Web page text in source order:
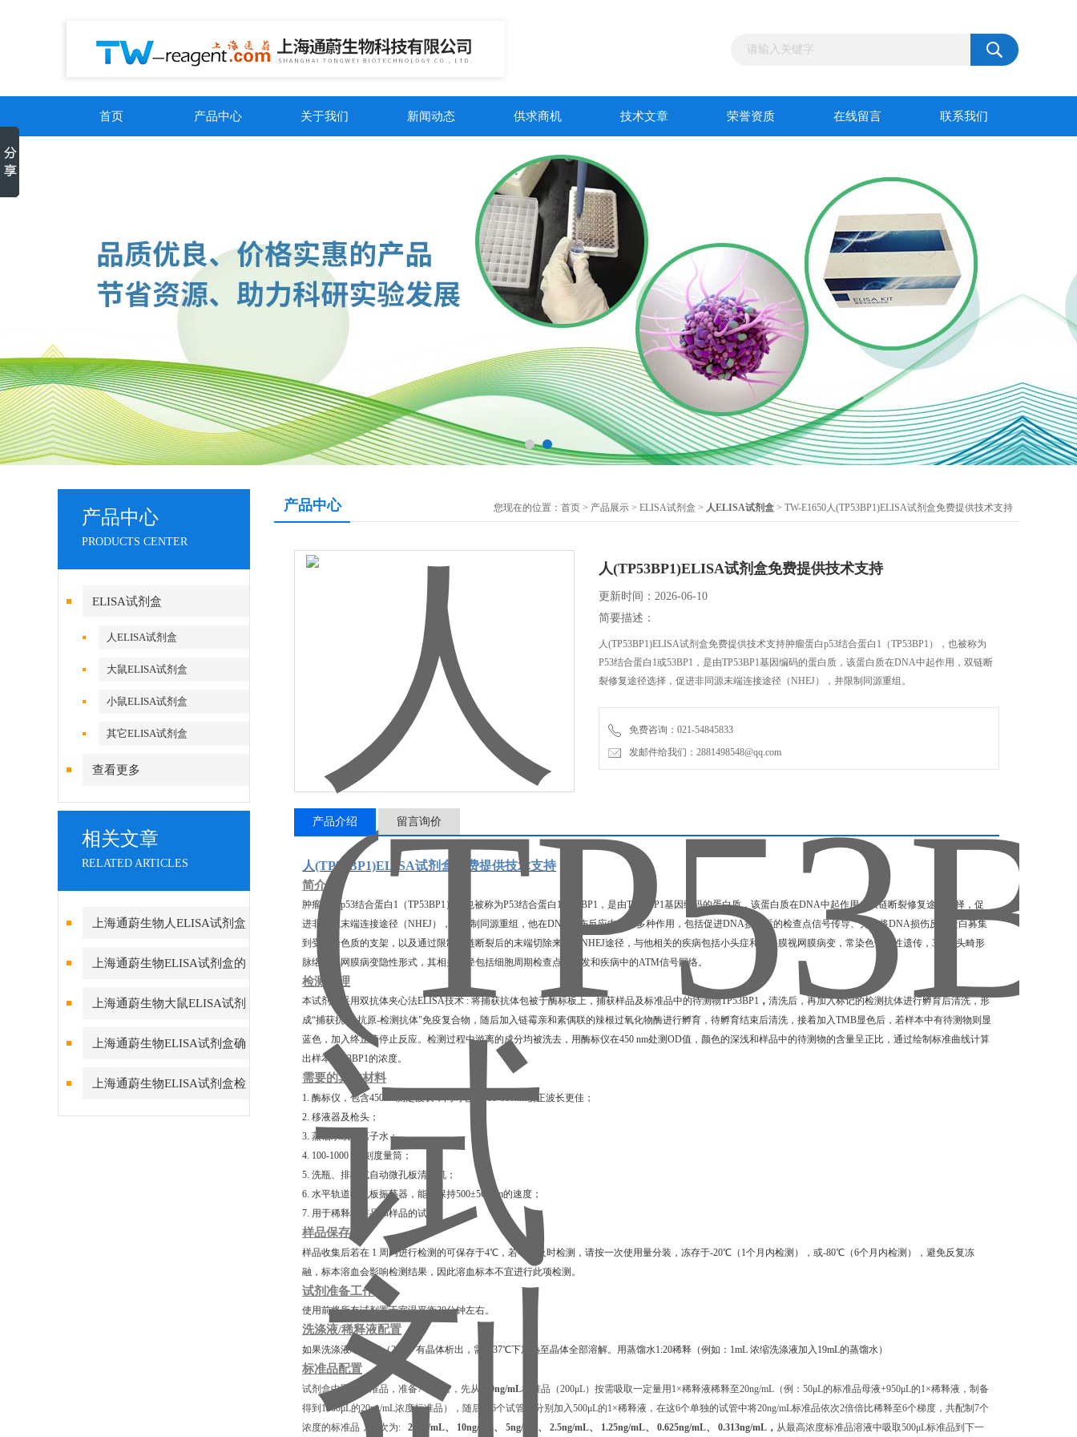
首页 产品中心 关于我们 新闻动态 供求商机 技术文章 荣誉资质 在线留言 联系我们
产品中心
PRODUCTS CENTER
ELISA试剂盒
人ELISA试剂盒
大鼠ELISA试剂盒
小鼠ELISA试剂盒
其它ELISA试剂盒
查看更多
相关文章
RELATED ARTICLES
上海通蔚生物人ELISA试剂盒
实验酶标仪环境的重要性
上海通蔚生物ELISA试剂盒的
测定方法及要求
上海通蔚生物大鼠ELISA试剂
盒的组成和保存
上海通蔚生物ELISA试剂盒确
保数据真实可靠
上海通蔚生物ELISA试剂盒检
测结果的稳定性
产品中心 您现在的位置： 首页 > 产品展示 > ELISA试剂盒 > 人ELISA试剂盒 > TW-E1650人(TP53BP1)ELISA试剂盒免费提供技术支持
人(TP53BP1)ELISA试剂盒免费提供技术支持
更新时间：2026-06-10
简要描述：
人(TP53BP1)ELISA试剂盒免费提供技术支持肿瘤蛋白p53结合蛋白1（TP53BP1），也被称为
P53结合蛋白1或53BP1，是由TP53BP1基因编码的蛋白质，该蛋白质在DNA中起作用，双链断
裂修复途径选择，促进非同源末端连接途径（NHEJ），并限制同源重组。
免费咨询：021-54845833
发邮件给我们：2881498548@qq.com
产品介绍 留言询价
人(TP53BP1)ELISA试剂盒免费提供技术支持
简介
肿瘤蛋白p53结合蛋白1（TP53BP1），也被称为P53结合蛋白1或53BP1，是由TP53BP1基因编码的蛋白质，该蛋白质在DNA中起作用，双链断裂修复途径选择，促
进非同源末端连接途径（NHEJ），并限制同源重组，他在DNA损伤反应中起着多种作用，包括促进DNA损伤后的检查点信号传导、充当将DNA损伤反应蛋白募集
到受损染色质的支架，以及通过限制双链断裂后的末端切除来促进NHEJ途径，与他相关的疾病包括小头症和脉络膜视网膜病变，常染色体隐性遗传，3和小头畸形
脉络膜视网膜病变隐性形式，其相关途径包括细胞周期检查点和开发和疾病中的ATM信号网络。
检测原理
本试剂盒采用双抗体夹心法ELISA技术 : 将捕获抗体包被于酶标板上，捕获样品及标准品中的待测物TP53BP1 ， 清洗后，再加入标记的检测抗体进行孵育后清洗，形
成“捕获抗体-抗原-检测抗体"免疫复合物，随后加入链霉亲和素偶联的辣根过氧化物酶进行孵育，待孵育结束后清洗，接着加入TMB显色后，若样本中有待测物则显
蓝色，加入终止液停止反应。检测过程中游离的成分均被洗去，用酶标仪在450 nm处测OD值，颜色的深浅和样品中的待测物的含量呈正比，通过绘制标准曲线计算
出样本TP53BP1的浓度。
需要的其他材料
1. 酶标仪，包含450nm测定波长，同时包含600-680nm校正波长更佳；
2. 移液器及枪头；
3. 蒸馏水或去离子水；
4. 100-1000 mL刻度量筒；
5. 洗瓶、排枪或自动微孔板清洗机；
6. 水平轨道微孔板振荡器，能够保持500±50 rpm的速度；
7. 用于稀释标准品和样品的试管。
样品保存
样品收集后若在 1 周内进行检测的可保存于4℃，若不能及时检测，请按一次使用量分装，冻存于-20℃（1个月内检测），或-80℃（6个月内检测），避免反复冻
融，标本溶血会影响检测结果，因此溶血标本不宜进行此项检测。
试剂准备工作
使用前将所有试剂置于室温平衡30分钟左右。
洗涤液/稀释液配置
如果洗涤液/稀释液（20×）有晶体析出，需在37℃下加热⾄晶体全部溶解。用蒸馏水1:20稀释（例如：1mL 浓缩洗涤液加入19mL的蒸馏水）
标准品配置
试剂盒中取出标准品，准备7个试管，先从 400ng/mL标准品（200μL）按需吸取一定量用1×稀释液稀释至20ng/mL（例：50μL的标准品母液+950μL的1×稀释液，制备
得到1000μL的20ng/mL浓度标准品），随后在6个试管中分别加入500μL的1×稀释液，在这6个单独的试管中将20ng/mL标准品依次2倍倍比稀释至6个梯度，共配制7个
浓度的标准品，依次为: 20ng/mL、 10ng/mL、 5ng/mL、 2.5ng/mL、 1.25ng/mL、 0.625ng/mL、 0.313ng/mL， 从最高浓度标准品溶液中吸取500μL标准品到下一